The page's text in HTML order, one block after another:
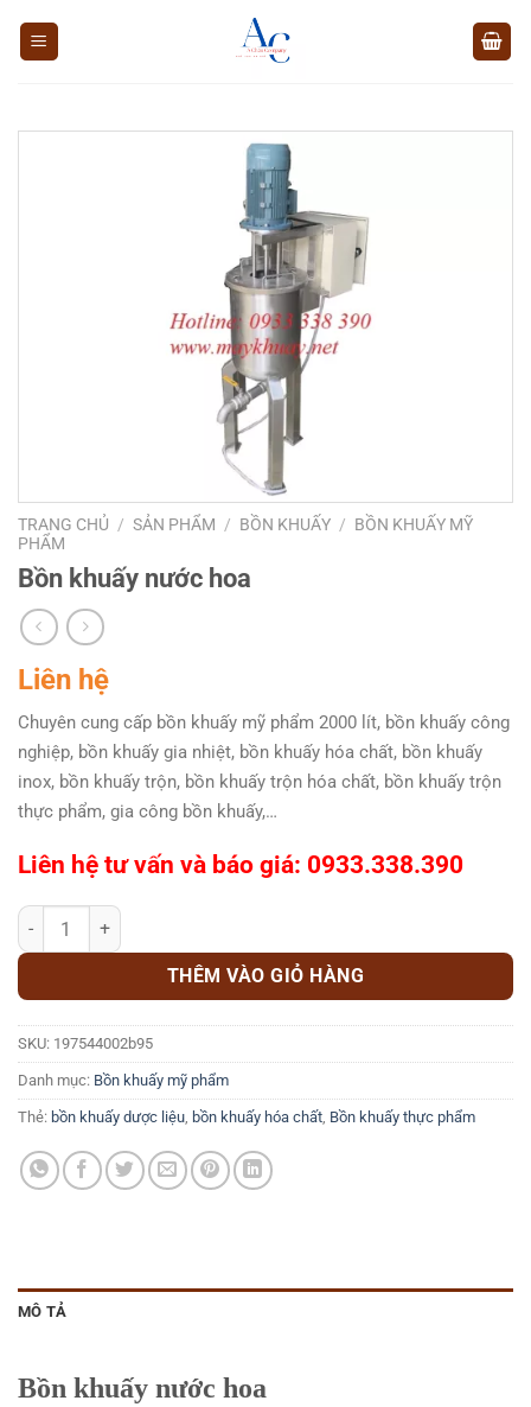
TRANG CHỦ / SẢN PHẨM / BỒN KHUẤY / BỒN KHUẤY MỸ
PHẨM
Bồn khuấy nước hoa
Liên hệ
Chuyên cung cấp bồn khuấy mỹ phẩm 2000 lít, bồn khuấy công
nghiệp, bồn khuấy gia nhiệt, bồn khuấy hóa chất, bồn khuấy
inox, bồn khuấy trộn, bồn khuấy trộn hóa chất, bồn khuấy trộn
thực phẩm, gia công bồn khuấy,…
Liên hệ tư vấn và báo giá: 0933.338.390
Bồn khuấy nước hoa số lượng
THÊM VÀO GIỎ HÀNG
SKU: 197544002b95
Danh mục: Bồn khuấy mỹ phẩm
Thẻ: bồn khuấy dược liệu bồn khuấy hóa chất Bồn khuấy thực phẩm
MÔ TẢ
Bồn khuấy nước hoa